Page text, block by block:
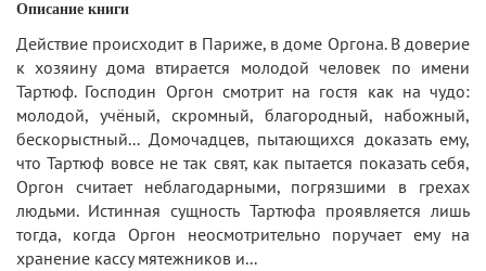
Описание книги
Действие происходит в Париже, в доме Оргона. В доверие
к хозяину дома втирается молодой человек по имени
Тартюф. Господин Оргон смотрит на гостя как на чудо:
молодой, учёный, скромный, благородный, набожный,
бескорыстный... Домочадцев, пытающихся доказать ему,
что Тартюф вовсе не так свят, как пытается показать себя,
Оргон считает неблагодарными, погрязшими в грехах
людьми. Истинная сущность Тартюфа проявляется лишь
тогда, когда Оргон неосмотрительно поручает ему на
хранение кассу мятежников и...